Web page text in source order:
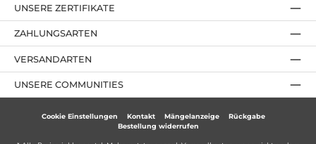
ZAHLUNGSARTEN
UNSERE ZERTIFIKATE
UNSERE COMMUNITIES
VERSANDARTEN
Cookie Einstellungen Kontakt Mängelanzeige
Rückgabe
Bestellung widerrufen